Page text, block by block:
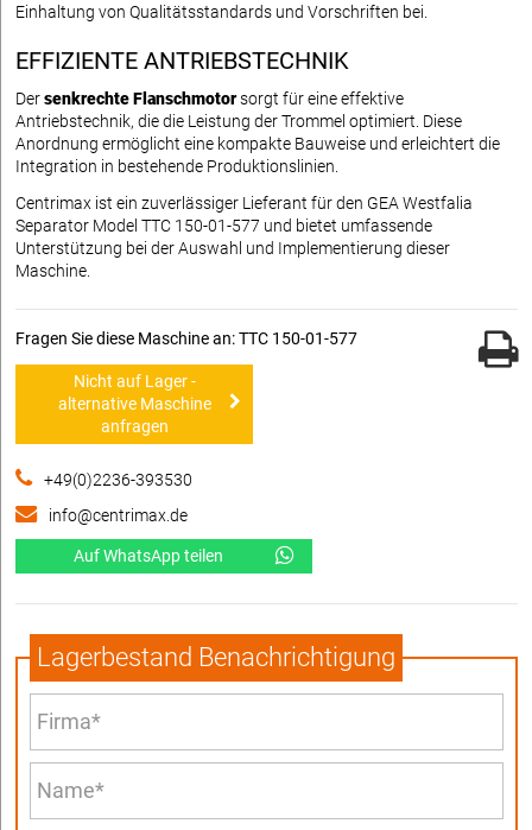
Einhaltung von Qualitätsstandards und Vorschriften bei.
EFFIZIENTE ANTRIEBSTECHNIK
Dersenkrechte Flanschmotorsorgt für eine effektive
Antriebstechnik, die die Leistung der Trommel optimiert. Diese
Anordnung ermöglicht eine kompakte Bauweise und erleichtert die
Integration in bestehende Produktionslinien.
Centrimax ist ein zuverlässiger Lieferant für den GEA Westfalia
Separator Model TTC 150-01-577 und bietet umfassende
Unterstützung bei der Auswahl und Implementierung dieser
Maschine.
Fragen Sie diese Maschine an: TTC 150-01-577
Nicht auf Lager -
alternative Maschine
anfragen
+49(0)2236-393530
info@centrimax.de
Auf WhatsApp teilen
Lagerbestand Benachrichtigung